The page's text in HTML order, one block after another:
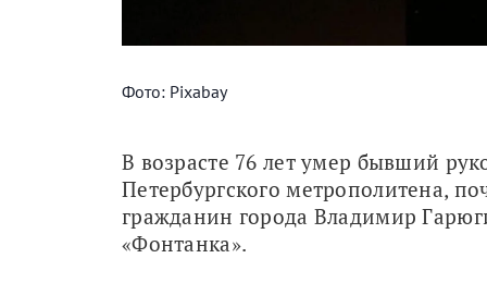
Фото: Pixabay
В возрасте 76 лет умер бывший
Петербургского метрополитена,
гражданин города Владимир
«Фонтанка».